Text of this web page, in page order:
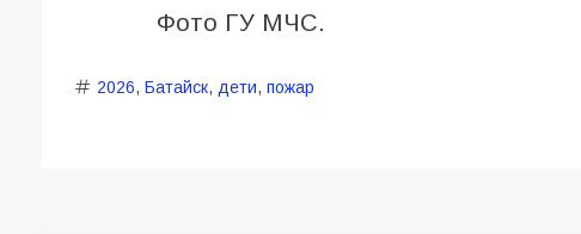
Фото ГУ МЧС.
2026, Батайск, дети, пожар